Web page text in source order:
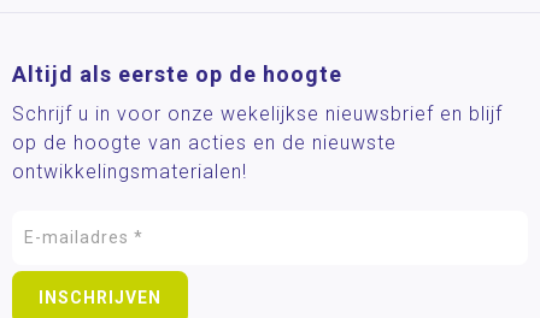
Altijd als eerste op de hoogte
Schrijf u in voor onze wekelijkse nieuwsbrief en blijf
op de hoogte van acties en de nieuwste
ontwikkelingsmaterialen!